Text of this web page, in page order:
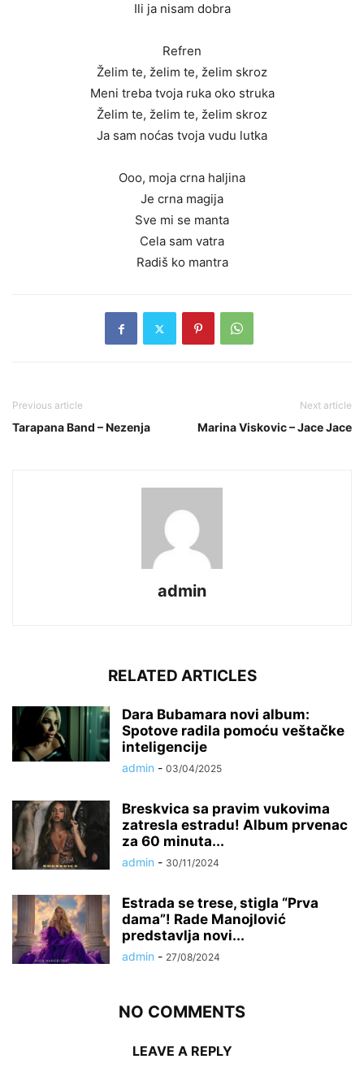
Ili ja nisam dobra
Refren
Želim te, želim te, želim skroz
Meni treba tvoja ruka oko struka
Želim te, želim te, želim skroz
Ja sam noćas tvoja vudu lutka
Ooo, moja crna haljina
Je crna magija
Sve mi se manta
Cela sam vatra
Radiš ko mantra
Previous article
Tarapana Band – Nezenja
Next article
Marina Viskovic – Jace Jace
admin
RELATED ARTICLES
Dara Bubamara novi album:
Spotove radila pomoću veštačke
inteligencije
admin - 03/04/2025
Breskvica sa pravim vukovima
zatresla estradu! Album prvenac
za 60 minuta...
admin - 30/11/2024
Estrada se trese, stigla “Prva
dama”! Rade Manojlović
predstavlja novi...
admin - 27/08/2024
NO COMMENTS
LEAVE A REPLY